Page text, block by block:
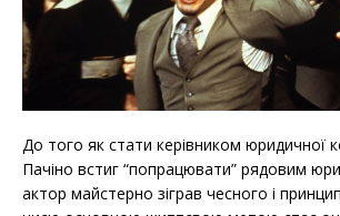
До того як стати керівником юридичної
Пачіно встиг “попрацювати” рядовим
актор майстерно зіграв чесного і